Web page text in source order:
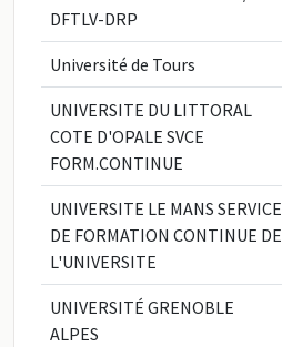
DFTLV-DRP
Université de Tours
UNIVERSITE DU LITTORAL
COTE D'OPALE SVCE
FORM.CONTINUE
UNIVERSITE LE MANS SERVICE
DE FORMATION CONTINUE DE
L'UNIVERSITE
UNIVERSITÉ GRENOBLE
ALPES